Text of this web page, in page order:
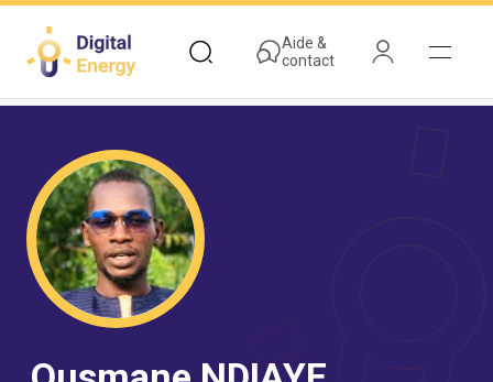
contenu
principal
Aide &
contact